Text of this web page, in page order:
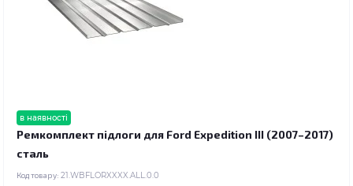
в наявності
Ремкомплект підлоги для Ford Expedition III (2007–2017)
сталь
Код товару: 21.WBFLORXXXX.ALL.0.0